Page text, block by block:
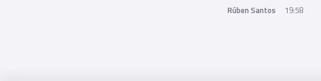
Rúben Santos 19:58